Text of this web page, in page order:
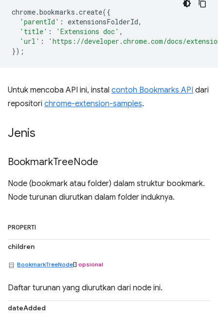
chrome.bookmarks .create({
'parentId' : extensionsFolderId,
'title' : 'Extensions doc' ,
'url' :
'https://developer.chrome.com/docs/
});
Untuk mencoba API ini, instal contoh Bookmarks API dari
repositori chrome-extension-samples.
Jenis
BookmarkTreeNode
Node (bookmark atau folder) dalam struktur bookmark.
Node turunan diurutkan dalam folder induknya.
PROPERTI
children
BookmarkTreeNode[] opsional
Daftar turunan yang diurutkan dari node ini.
dateAdded